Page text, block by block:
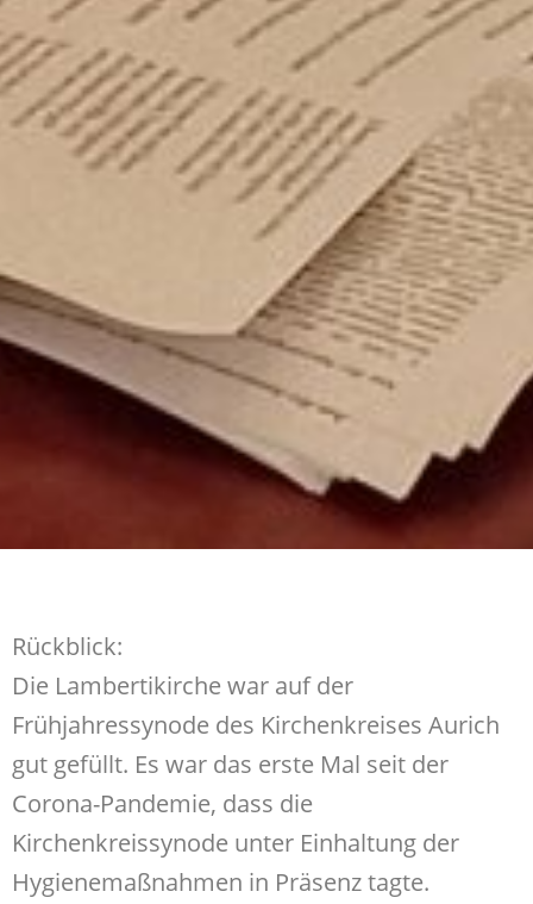
Rückblick:
Die Lambertikirche war auf der
Frühjahressynode des Kirchenkreises Aurich
gut gefüllt. Es war das erste Mal seit der
Corona-Pandemie, dass die
Kirchenkreissynode unter Einhaltung der
Hygienemaßnahmen in Präsenz tagte.